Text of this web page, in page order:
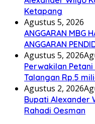
Ketapang
Agustus 5, 2026
ANGGARAN MBG
ANGGARAN
Agustus 5, 2026
Perwakilan
Talangan Rp.5
Agustus 2, 2026
Bupati Alexander
Rahadi Oesman